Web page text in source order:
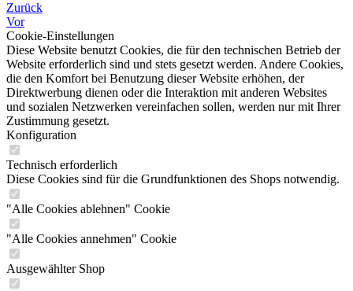
Zurück
Vor
Cookie-Einstellungen
Diese Website benutzt Cookies, die für den technischen Betrieb der
Website erforderlich sind und stets gesetzt werden. Andere Cookies,
die den Komfort bei Benutzung dieser Website erhöhen, der
Direktwerbung dienen oder die Interaktion mit anderen Websites
und sozialen Netzwerken vereinfachen sollen, werden nur mit Ihrer
Zustimmung gesetzt.
Konfiguration
Technisch erforderlich
Diese Cookies sind für die Grundfunktionen des Shops notwendig.
"Alle Cookies ablehnen" Cookie
"Alle Cookies annehmen" Cookie
Ausgewählter Shop